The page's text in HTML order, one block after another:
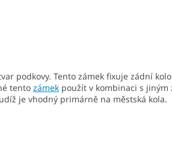
podkovy. Tento zámek fixuje zádní
tento zámek použít v kombinaci s jiným
je vhodný primárně na městská kola.